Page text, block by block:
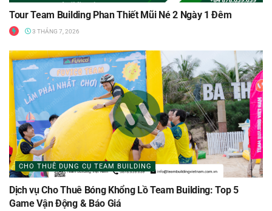
Tour Team Building Phan Thiết Mũi Né 2 Ngày 1 Đêm
3 THÁNG 7, 2026
CHO THUÊ DỤNG CỤ TEAM BUILDING
Dịch vụ Cho Thuê Bóng Khổng Lồ Team Building: Top 5
Game Vận Động & Báo Giá